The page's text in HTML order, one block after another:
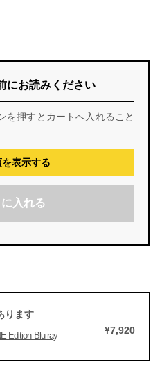
にお読みください
を押すとカートへ入れること
表示する
入れる
ります
Edition Blu-ray ¥7,920